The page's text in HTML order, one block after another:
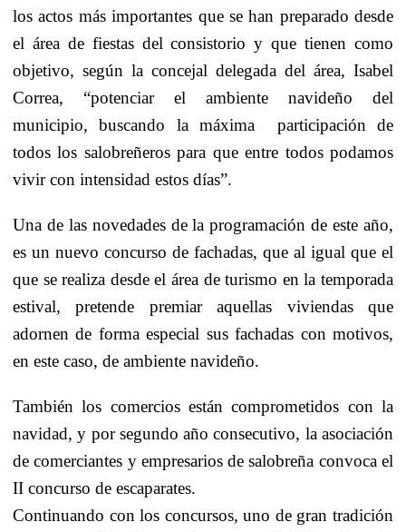
los actos más importantes que se han preparado desde
el área de fiestas del consistorio y que tienen como
objetivo, según la concejal delegada del área, Isabel
Correa, “potenciar el ambiente navideño del
municipio, buscando la máxima
participación de
todos los salobreñeros para que entre todos podamos
vivir con intensidad estos días”.
Una de las novedades de la programación de este año,
es un nuevo concurso de fachadas, que al igual que el
que se realiza desde el área de turismo en la temporada
estival, pretende premiar aquellas viviendas que
adornen de forma especial sus fachadas con motivos,
en este caso, de ambiente navideño.
También los comercios están comprometidos con la
navidad, y por segundo año consecutivo, la asociación
de comerciantes y empresarios de salobreña convoca el
II concurso de escaparates.
Continuando con los concursos, uno de gran tradición